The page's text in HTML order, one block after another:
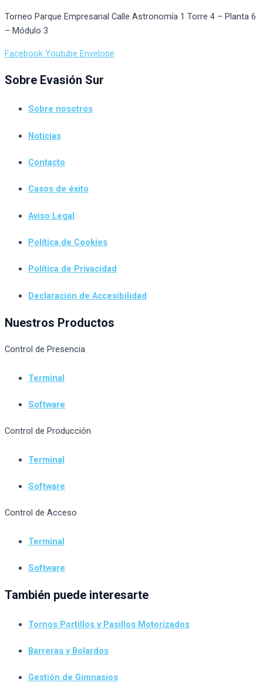
Torneo Parque Empresarial Calle Astronomía 1 Torre 4 – Planta 6
– Módulo 3
Facebook Youtube Envelope
Sobre Evasión Sur
Sobre nosotros
Noticias
Contacto
Casos de éxito
Aviso Legal
Política de Cookies
Política de Privacidad
Declaración de Accesibilidad
Nuestros Productos
Control de Presencia
Terminal
Software
Control de Producción
Terminal
Software
Control de Acceso
Terminal
Software
También puede interesarte
Tornos Portillos y Pasillos Motorizados
Barreras y Bolardos
Gestión de Gimnasios